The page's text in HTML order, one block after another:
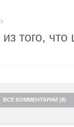
того,
ВСЕ КОММЕНТАРИИ (8)